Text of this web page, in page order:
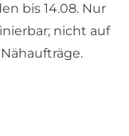
bis 14.08. Nur
nicht auf